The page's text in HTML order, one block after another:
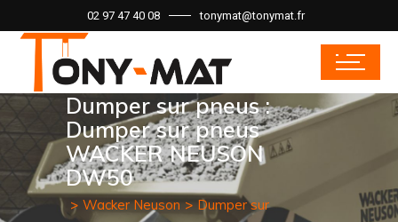
02 97 47 40 08 tonymat@tonymat.fr
Dumper sur pneus :
Dumper sur pneus
WACKER NEUSON
DW50
Wacker Neuson
Dumper sur